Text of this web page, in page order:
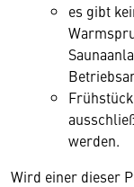
es gibt
werden.
Wird einer dieser